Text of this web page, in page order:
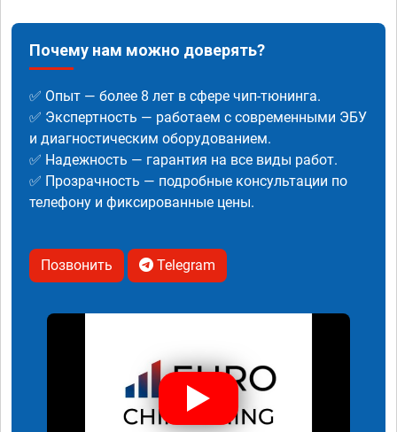
Почему нам можно доверять?
✅ Опыт — более 8 лет в сфере чип-тюнинга.
✅ Экспертность — работаем с современными ЭБУ
и диагностическим оборудованием.
✅ Надежность — гарантия на все виды работ.
✅ Прозрачность — подробные консультации по
телефону и фиксированные цены.
Позвонить Telegram